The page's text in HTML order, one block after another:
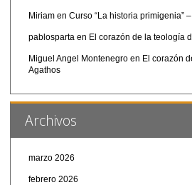
Miriamen Curso “La historia primigenia”
pablospartaen El corazón de la teología
Miguel Angel Montenegroen El corazón
Agathos
Archivos
marzo 2026
febrero 2026